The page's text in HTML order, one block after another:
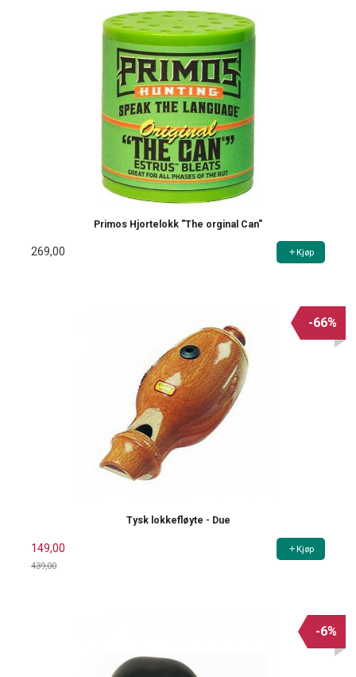
Primos Hjortelokk "The orginal Can"
269,00 Kjøp
Tysk lokkefløyte - Due
149,00
439,00
-66%
Kjøp
-6%